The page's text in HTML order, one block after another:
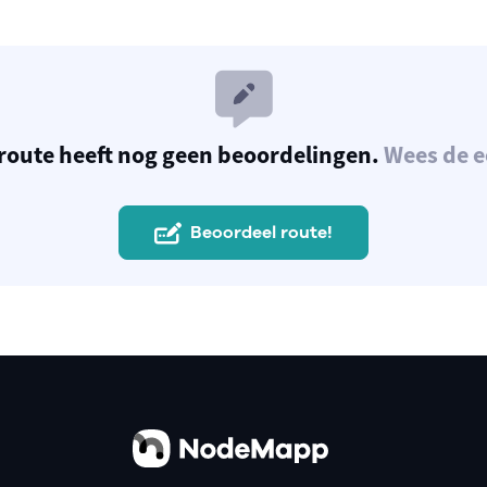
heeft nog geen beoordelingen.Wees de
Beoordeel route!